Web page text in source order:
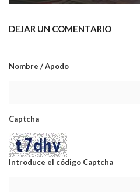
DEJAR UN COMENTARIO
Nombre / Apodo
Captcha
Introduce el código Captcha